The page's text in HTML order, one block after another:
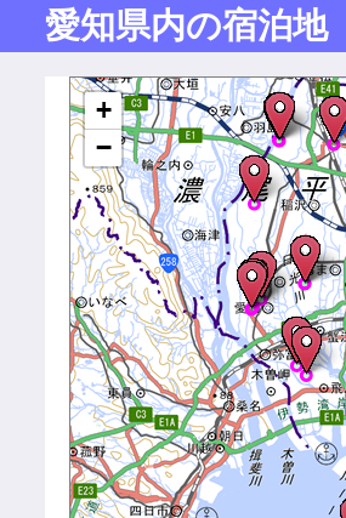
愛知県内の宿泊地
Mapが表示されます
+
−